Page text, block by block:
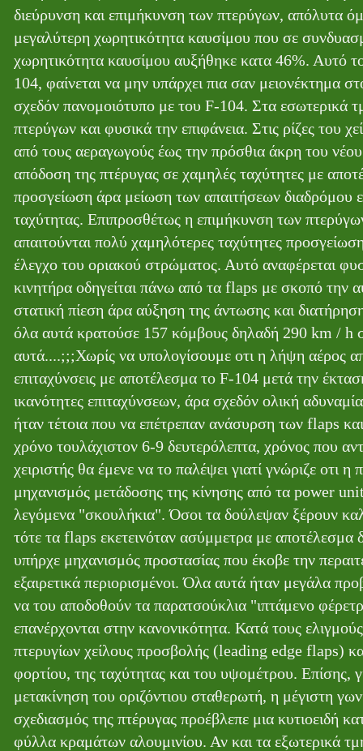
διεύρυνση και επιμήκυνση των πτερύγων, απόλυτα
μεγαλύτερη χωρητικότητα καυσίμου που σε
χωρητικότητα καυσίμου αυξήθηκε κατα 46%. Αυτό
104, φαίνεται να μην υπάρχει πια σαν μειονέκτημα στ
σχεδόν πανομοιότυπο με του F-104. Στα εσωτερικά
πτερύγων και φυσικά την επιφάνεια. Στις ρίζες του
από τους αεραγωγούς έως την πρόσθια άκρη του
απόδοση της πτέρυγας σε χαμηλές ταχύτητες με
προσγείωση άρα μείωση των απαιτήσεων διαδρόμου
ταχύτητας. Επιπροσθέτως η επιμήκυνση των
απαιτούνται πολύ χαμηλότερες ταχύτητες
έλεγχο του οριακού στρώματος. Αυτό αναφέρεται
κινητήρα οδηγείται πάνω από τα flaps με σκοπό την
στατική πίεση άρα αύξηση της άντωσης και
όλα αυτά κρατούσε 157 κόμβους δηλαδή 290 km / h
αυτά....;;;Χωρίς να υπολογίσουμε οτι η λήψη αέρος
επιταχύνσεις με αποτέλεσμα το F-104 μετά την
ικανότητες επιταχύνσεων, άρα σχεδόν ολική
ήταν τέτοια που να επέτρεπαν ανάσυρση των flaps
χρόνο τουλάχιστον 6-9 δευτερόλεπτα, χρόνος που
χειριστής θα έμενε να το παλέψει γιατί γνώριζε
μηχανισμός μετάδοσης της κίνησης από τα power
λεγόμενα "σκουλήκια". Όσοι τα δούλεψαν ξέρουν
τότε τα flaps εκετεινόταν ασύμμετρα με
υπήρχε μηχανισμός προστασίας που έκοβε την
εξαιρετικά περιορισμένοι. Όλα αυτά ήταν μεγάλα
να του αποδοθούν τα παρατσούκλια "ιπτάμενο
επανέρχονται στην κανονικότητα. Κατά τους
πτερυγίων χείλους προσβολής (leading edge flaps)
φορτίου, της ταχύτητας και του υψομέτρου. Επίσης,
μετακίνηση του οριζόντιου σταθερωτή, η μέγιστη
σχεδιασμός της πτέρυγας προέβλεπε μια
φύλλα κραμάτων αλουμινίου. Αν και τα εξωτερικά